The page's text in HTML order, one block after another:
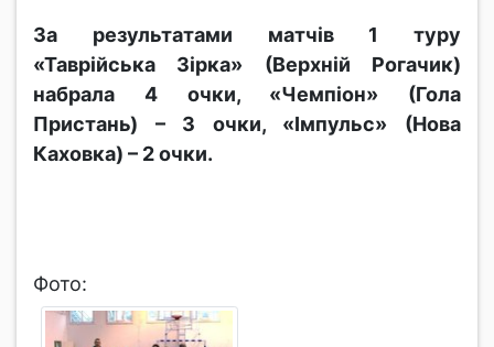
За результатами матчів 1 туру
«Таврійська Зірка» (Верхній Рогачик)
набрала 4 очки, «Чемпіон» (Гола
Пристань) – 3 очки, «Імпульс» (Нова
Каховка) – 2 очки.
Фото: